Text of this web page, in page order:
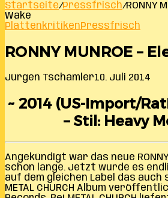
Startseite/Pressfrisch/RONNY
Wake
PlattenkritikenPressfrisch
RONNY MUNROE –
Jürgen Tschamler10. Juli 2014
~ 2014 (US-Import/
– Stil: Heavy
Angekündigt war das neue RONNY
schon lange. Jetzt wurde es
auf dem gleichen Label das
METAL CHURCH Album